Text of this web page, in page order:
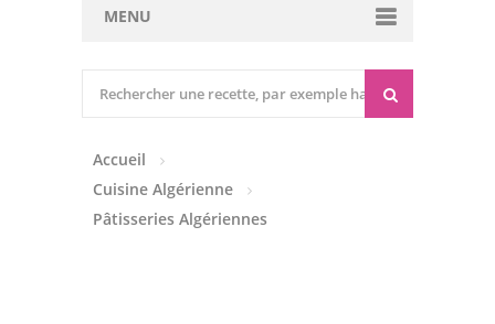
MENU
Entrées Froides
Tajines
Accueil
Cuisine Algérienne
Pâtisseries Algériennes